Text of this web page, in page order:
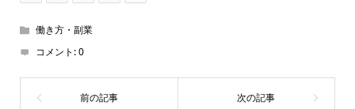
働き方・副業
コメント:0